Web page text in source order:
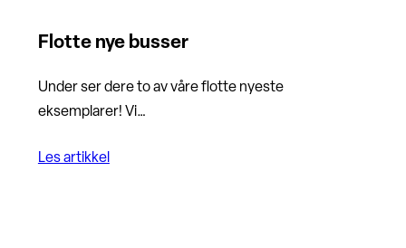
Flotte nye busser
Under ser dere to av våre flotte nyeste
eksemplarer! Vi…
Les artikkel